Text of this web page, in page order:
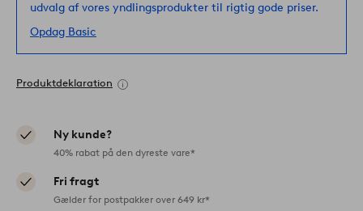
udvalg af vores yndlingsprodukter til rigtig gode priser.
Opdag Basic
Produktdeklaration
Ny kunde?
40% rabat på den dyreste vare*
Fri fragt
Gælder for postpakker over 649 kr*